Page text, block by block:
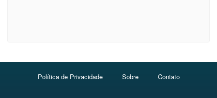
Política de Privacidade Sobre Contato